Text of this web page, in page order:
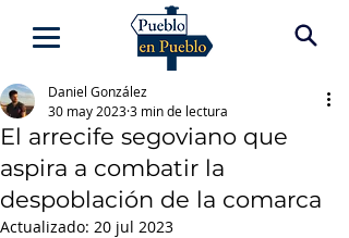
El arrecife segoviano que
aspira a combatir la
despoblación de la comarca
Daniel González
30 may 20233 min de lectura
Actualizado: 20 jul 2023